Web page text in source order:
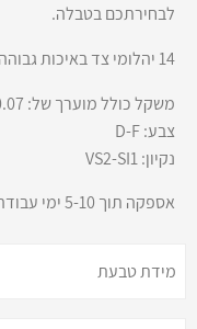
לבחירתכם בטבלה.
14 יהלומי צד באיכות גבוהה:
משקל כולל מוערך של: 0.07קרט
צבע: D-F
נקיון: VS2-SI1
אספקה תוך 5-10 ימי עבודה (להזמנות דחופות נא ליצור קשר)